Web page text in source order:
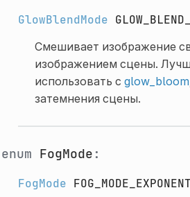
GlowBlendMode
Смешивает изображение
изображением сцены.
использовать с glow_bloom
затемнения сцены.
enum FogMode :
FogMode